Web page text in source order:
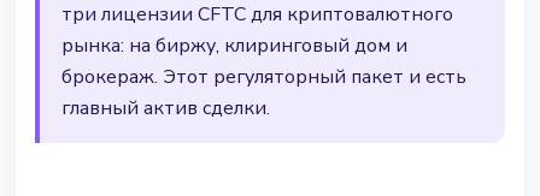
три лицензии CFTC для криптовалютного
рынка: на биржу, клиринговый дом и
брокераж. Этот регуляторный пакет и есть
главный актив сделки.